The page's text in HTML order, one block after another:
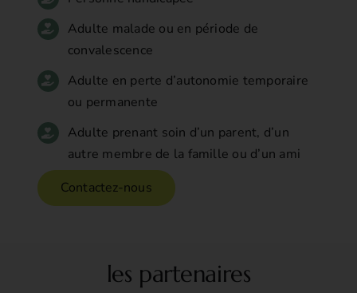
Adulte malade ou en période de
convalescence
Adulte en perte d’autonomie temporaire
ou permanente
Adulte prenant soin d’un parent, d’un
autre membre de la famille ou d’un ami
Contactez-nous
les partenaires